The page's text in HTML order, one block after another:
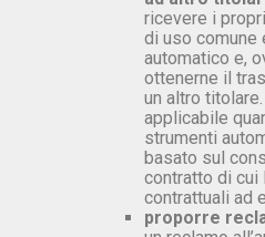
ricevere i
di uso
automatico e,
ottenerne il
un altro
applicabile
strumenti
basato sul
contratto di cui
contrattuali ad
proporre